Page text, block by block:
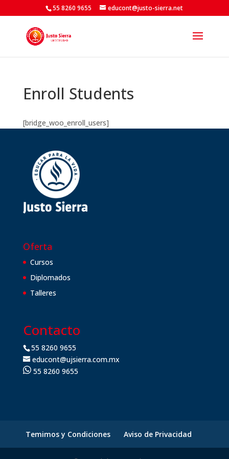
55 8260 9655 educont@justo-sierra.net
Enroll Students
[bridge_woo_enroll_users]
Oferta
Cursos
Diplomados
Talleres
Contacto
55 8260 9655
educont@ujsierra.com.mx
55 8260 9655
Temimos y Condiciones Aviso de Privacidad